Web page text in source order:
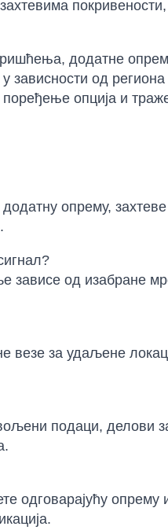
покривености,
додатне
зависности од региона
поређење опција и
опрему,
зависе од изабране
везе за удаљене
подаци, делови
одговарајућу опрему